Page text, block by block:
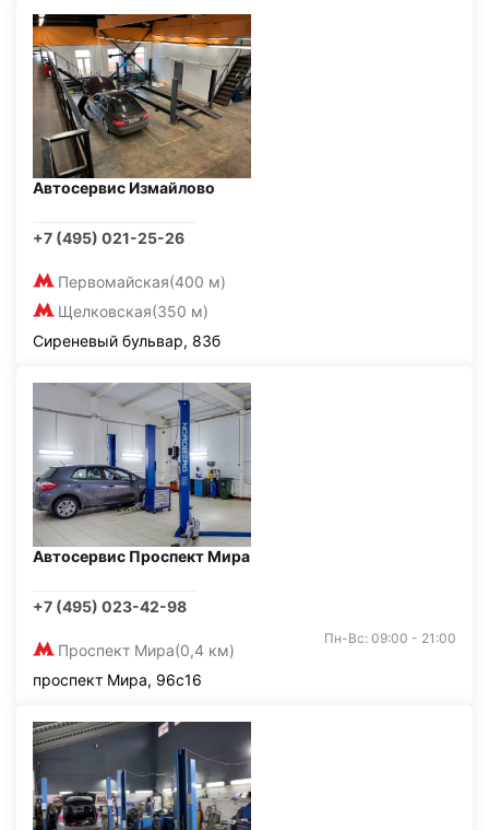
Автосервис Измайлово
+7 (495) 021-25-26
Первомайская(400 м)
Щелковская(350 м)
Сиреневый бульвар, 83б
Автосервис Проспект Мира
+7 (495) 023-42-98
Проспект Мира(0,4 км)
Пн-Вс: 09:00 - 21:00
проспект Мира, 96с16